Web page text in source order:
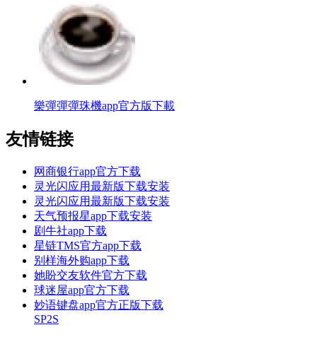
樂彈彈彈珠機app官方版下載
友情链接
网商银行app官方下载
灵光闪应用最新版下载安装
灵光闪应用最新版下载安装
天气预报星app下载安装
剧牛社app下载
星链TMS官方app下载
别样海外购app下载
她盼交友软件官方下载
球迷屋app官方下载
妙语键盘app官方正版下载
SP2S